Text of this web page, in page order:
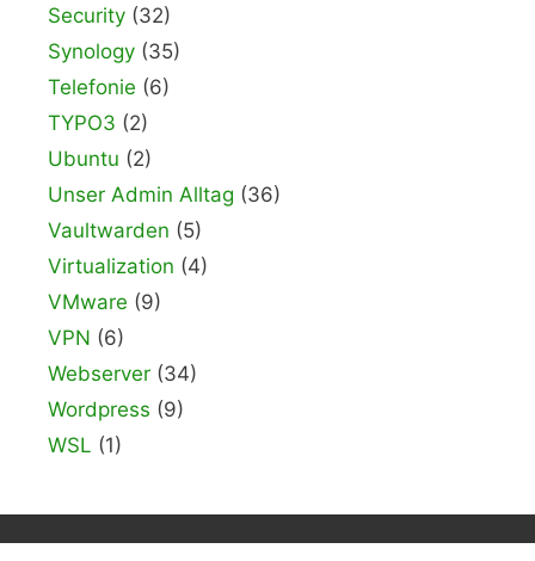
Security (32)
Synology (35)
Telefonie (6)
TYPO3 (2)
Ubuntu (2)
Unser Admin Alltag (36)
Vaultwarden (5)
Virtualization (4)
VMware (9)
VPN (6)
Webserver (34)
Wordpress (9)
WSL (1)